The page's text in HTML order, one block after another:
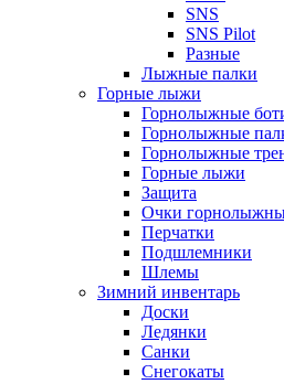
SNS
SNS Pilot
Разные
Лыжные палки
Горные лыжи
Горнoлыжные
Горнолыжные
Горнолыжные
Горные лыжи
Защита
Очки
Перчатки
Подшлемники
Шлемы
Зимний инвентарь
Доски
Ледянки
Санки
Снегокаты